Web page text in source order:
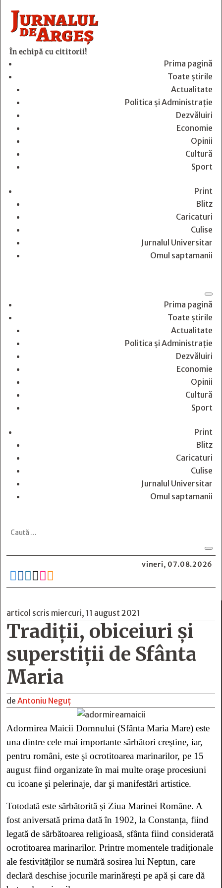
În echipă cu cititorii!
Prima pagină
Toate știrile
Actualitate
Politica și Administrație
Dezvăluiri
Economie
Opinii
Cultură
Sport
Print
Blitz
Caricaturi
Culise
Jurnalul Universitar
Omul saptamanii
Prima pagină
Toate știrile
Actualitate
Politica și Administrație
Dezvăluiri
Economie
Opinii
Cultură
Sport
Print
Blitz
Caricaturi
Culise
Jurnalul Universitar
Omul saptamanii
vineri, 07.08.2026
     
articol scris miercuri, 11 august 2021
Tradiții, obiceiuri și
superstiții de Sfânta
Maria
de Antoniu Neguț
Adormirea Maicii Domnului (Sfânta Maria Mare) este
una dintre cele mai importante sărbători creştine, iar,
pentru români, este şi ocrotitoarea marinarilor, pe 15
august fiind organizate în mai multe oraşe procesiuni
cu icoane şi pelerinaje, dar şi manifestări artistice.
Totodată este sărbătorită și Ziua Marinei Române. A
fost aniversată prima dată în 1902, la Constanța, fiind
legată de sărbătoarea religioasă, sfânta fiind considerată
ocrotitoarea marinarilor. Printre momentele tradiționale
ale festivităților se numără sosirea lui Neptun, care
declară deschise jocurile marinărești pe apă și care dă